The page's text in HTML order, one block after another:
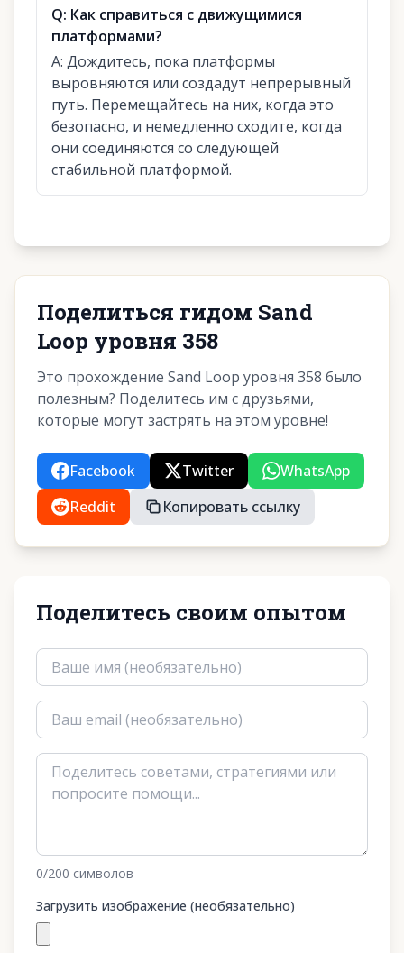
Q: Как справиться с движущимися
платформами?
A: Дождитесь, пока платформы
выровняются или создадут непрерывный
путь. Перемещайтесь на них, когда это
безопасно, и немедленно сходите, когда
они соединяются со следующей
стабильной платформой.
Поделиться гидом Sand
Loop уровня 358
Это прохождение Sand Loop уровня 358 было
полезным? Поделитесь им с друзьями,
которые могут застрять на этом уровне!
Facebook Twitter
WhatsApp
Reddit
Копировать ссылку
Поделитесь своим опытом
0/200 символов
Загрузить изображение (необязательно)